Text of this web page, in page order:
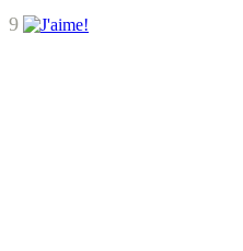
9